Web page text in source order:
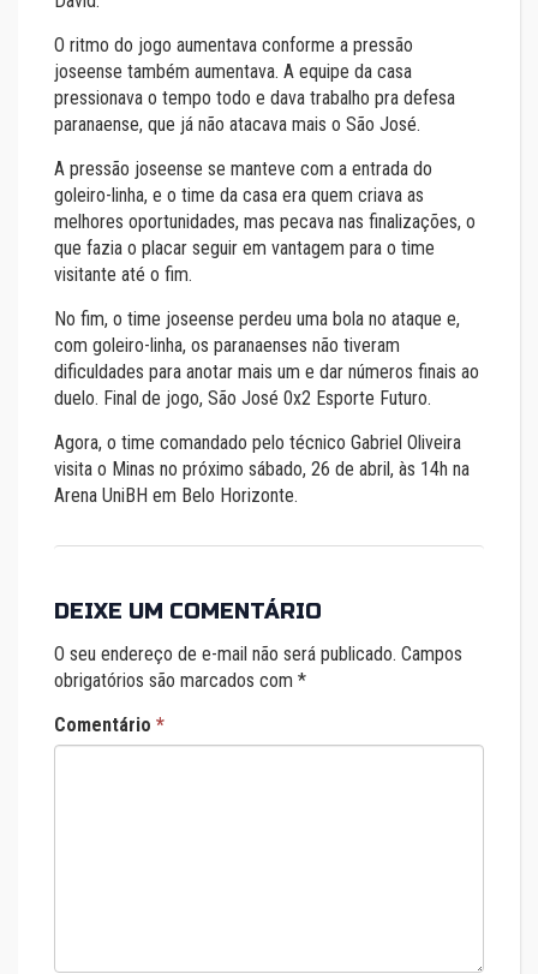
O ritmo do jogo aumentava conforme a pressão
joseense também aumentava. A equipe da casa
pressionava o tempo todo e dava trabalho pra defesa
paranaense, que já não atacava mais o São José.
A pressão joseense se manteve com a entrada do
goleiro-linha, e o time da casa era quem criava as
melhores oportunidades, mas pecava nas finalizações, o
que fazia o placar seguir em vantagem para o time
visitante até o fim.
No fim, o time joseense perdeu uma bola no ataque e,
com goleiro-linha, os paranaenses não tiveram
dificuldades para anotar mais um e dar números finais ao
duelo. Final de jogo, São José 0x2 Esporte Futuro.
Agora, o time comandado pelo técnico Gabriel Oliveira
visita o Minas no próximo sábado, 26 de abril, às 14h na
Arena UniBH em Belo Horizonte.
DEIXE UM COMENTÁRIO
O seu endereço de e-mail não será publicado. Campos
obrigatórios são marcados com *
Comentário *